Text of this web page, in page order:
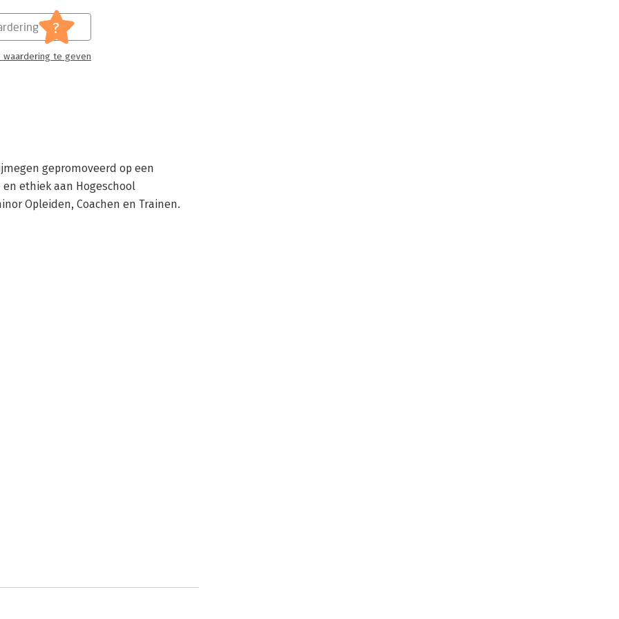
?
waardering te geven
gepromoveerd op een
ethiek aan Hogeschool
Opleiden, Coachen en Trainen.